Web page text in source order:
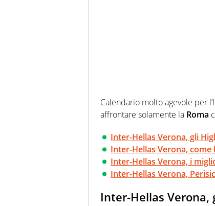
Calendario molto agevole per
affrontare solamente la Roma
Inter-Hellas Verona, gli
Inter-Hellas Verona,
Inter-Hellas Verona, i
Inter-Hellas Verona,
Inter-Hellas Verona,